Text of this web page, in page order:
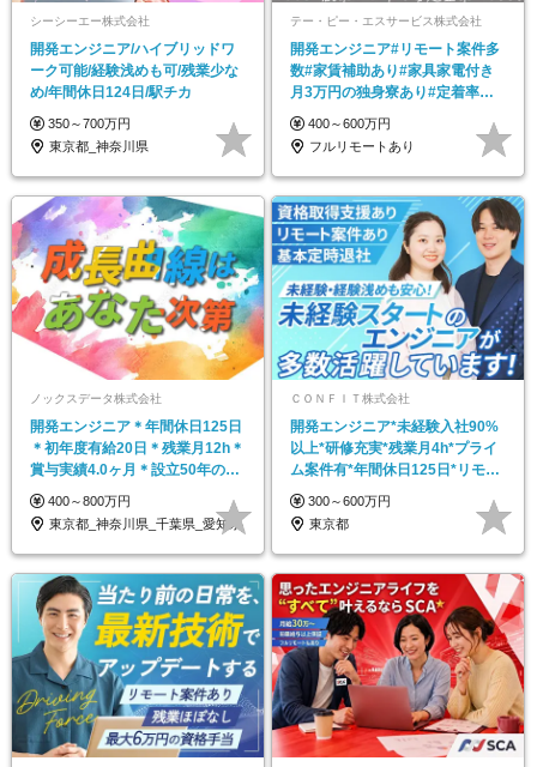
シーシーエー株式会社
開発エンジニア/ハイブリッドワ
ーク可能/経験浅めも可/残業少な
め/年間休日124日/駅チカ
350～700万円
東京都_神奈川県
テー・ピー・エスサービス株式会社
開発エンジニア#リモート案件多
数#家賃補助あり#家具家電付き
月3万円の独身寮あり#定着率
90%#プライム案件も
400～600万円
フルリモートあり
ノックスデータ株式会社
開発エンジニア＊年間休日125日
＊初年度有給20日＊残業月12h＊
賞与実績4.0ヶ月＊設立50年の安
定基盤
400～800万円
東京都_神奈川県_千葉県_愛知県
ＣＯＮＦＩＴ株式会社
開発エンジニア*未経験入社90%
以上*研修充実*残業月4h*プライ
ム案件有*年間休日125日*リモー
ト案件有
300～600万円
東京都